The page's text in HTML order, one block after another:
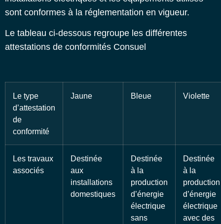
sont conformes à la réglementation en vigueur.
Le tableau ci-dessous regroupe les différentes
attestations de conformités Consuel
Le type
d’attestation
de
conformité
Jaune Bleue Violette
Les travaux
associés
Destinée
aux
installations
domestiques
Destinée
à la
production
d’énergie
électrique
sans
Destinée
à la
production
d’énergie
électrique
avec des